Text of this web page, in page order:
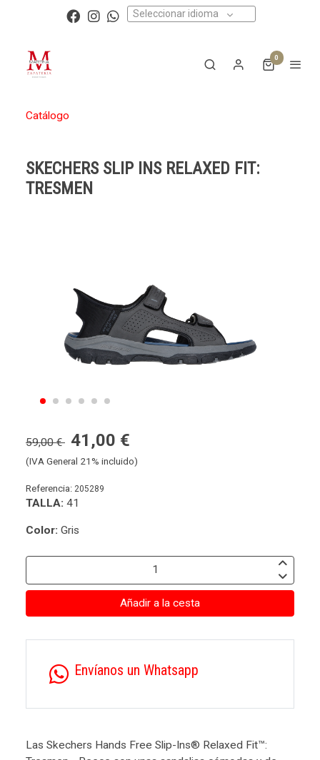
Seleccionar idioma
0
Catálogo
SKECHERS SLIP INS RELAXED FIT:
TRESMEN
59,00 € 41,00 €
(IVA General 21% incluido)
Referencia: 205289
TALLA: 41
Color: Gris
Añadir a la cesta
Envíanos un Whatsapp
Las Skechers Hands Free Slip-Ins® Relaxed Fit™: